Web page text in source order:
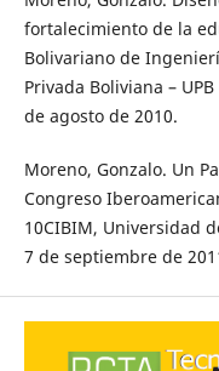
fortalecimiento de la
Bolivariano de
Privada Boliviana –
de agosto de 2010.
Moreno, Gonzalo. Un
Congreso
10CIBIM, Universidad
7 de septiembre de